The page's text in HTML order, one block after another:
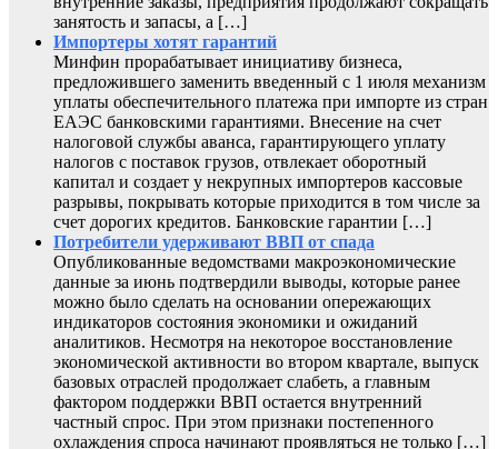
занятость и запасы, а […]
Импортеры хотят гарантий
Минфин прорабатывает инициативу бизнеса,
предложившего заменить введенный с 1 июля механизм
уплаты обеспечительного платежа при импорте из стран
ЕАЭС банковскими гарантиями. Внесение на счет
налоговой службы аванса, гарантирующего уплату
налогов с поставок грузов, отвлекает оборотный
капитал и создает у некрупных импортеров кассовые
разрывы, покрывать которые приходится в том числе за
счет дорогих кредитов. Банковские гарантии […]
Потребители удерживают ВВП от спада
Опубликованные ведомствами макроэкономические
данные за июнь подтвердили выводы, которые ранее
можно было сделать на основании опережающих
индикаторов состояния экономики и ожиданий
аналитиков. Несмотря на некоторое восстановление
экономической активности во втором квартале, выпуск
базовых отраслей продолжает слабеть, а главным
фактором поддержки ВВП остается внутренний
частный спрос. При этом признаки постепенного
охлаждения спроса начинают проявляться не только […]